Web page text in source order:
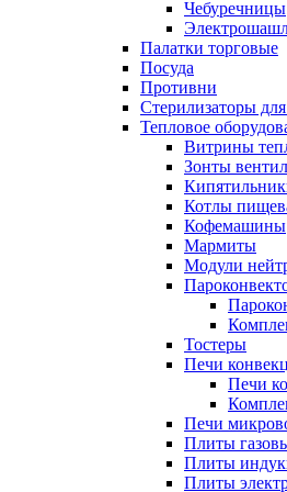
Чебуречницы
Палатки торговые
Посуда
Противни
Стерилизаторы
Тепловое
Витрины
Зонты
Котлы
Кофемашины
Мармиты
Модули
Тостеры
Печи
Печи
Печи
Плиты
Плиты
Плиты